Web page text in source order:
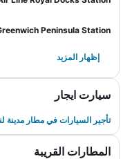
Peninsula Station
إظهار المزيد
سيارت ايجار
تأجير السيارات في مطار مدينة
المطارات القريبة